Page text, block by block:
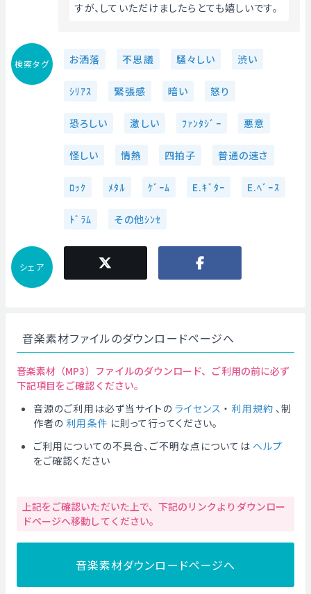
すが、していただけましたらとても嬉しいです。
検索タグ お洒落 不思議 騒々しい 渋い
ｼﾘｱｽ 緊張感 暗い 怒り
恐ろしい 激しい ﾌｧﾝﾀｼﾞｰ 悪意
怪しい 情熱 四拍子 普通の速さ
ﾛｯｸ ﾒﾀﾙ ｹﾞｰﾑ E.ｷﾞﾀｰ E.ﾍﾞｰｽ
ﾄﾞﾗﾑ その他ｼﾝｾ
シェア
音楽素材ファイルのダウンロードページへ
音楽素材（MP3）ファイルのダウンロード、ご利用の前に必ず
下記項目をご確認ください。
音源のご利用は必ず当サイトの ライセンス ・ 利用規約 、制
作者の 利用条件 に則って行ってください。
ご利用についての不具合、ご不明な点については ヘルプ
をご確認ください
上記をご確認いただいた上で、下記のリンクよりダウンロー
ドページへ移動してください。
音楽素材ダウンロードページへ